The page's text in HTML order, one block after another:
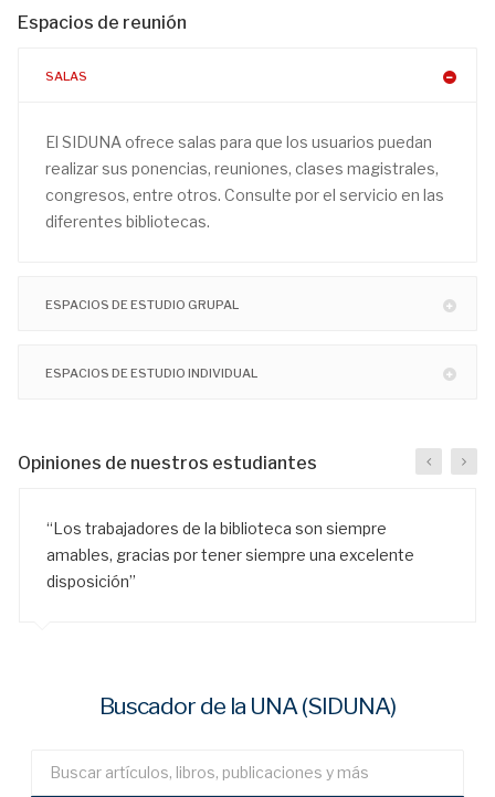
Espacios de reunión
SALAS
El SIDUNA ofrece salas para que los usuarios puedan
realizar sus ponencias, reuniones, clases magistrales,
congresos, entre otros. Consulte por el servicio en las
diferentes bibliotecas.
ESPACIOS DE ESTUDIO GRUPAL
ESPACIOS DE ESTUDIO INDIVIDUAL
Opiniones de nuestros estudiantes
“Los trabajadores de la biblioteca son siempre
amables, gracias por tener siempre una excelente
disposición”
Buscador de la UNA (SIDUNA)
Search
articles,